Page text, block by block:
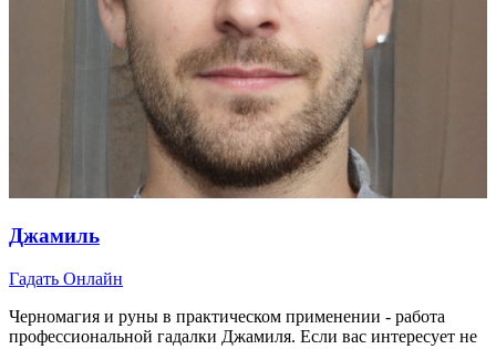
Джамиль
Гадать Онлайн
Черномагия и руны в практическом применении - работа
профессиональной гадалки Джамиля. Если вас интересует не